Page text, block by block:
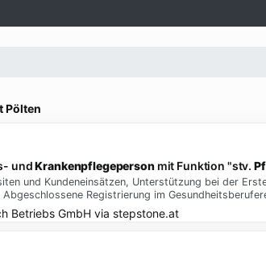
Pölten
undKrankenpflegepersonmit Funktion "stv.
und Kundeneinsätzen, Unterstützung bei der
Registrierung im
Betriebs GmbHvia stepstone.at